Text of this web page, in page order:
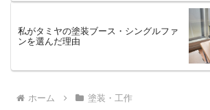
私がタミヤの塗装ブース・シングルファ
ンを選んだ理由
ホーム 塗装・工作